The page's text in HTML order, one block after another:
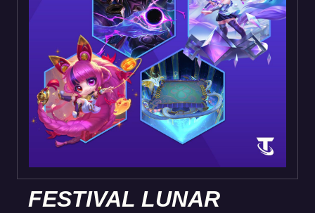
FESTIVAL LUNAR